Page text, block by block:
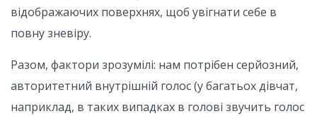
відображаючих поверхнях, щоб увігнати себе в
повну зневіру.
Разом, фактори зрозумілі: нам потрібен серйозний,
авторитетний внутрішній голос (у багатьох дівчат,
наприклад, в таких випадках в голові звучить голос